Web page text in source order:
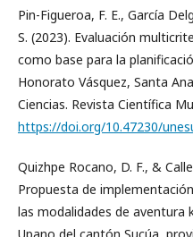
Pin-Figueroa, F. E., García
S. (2023). Evaluación
como base para la
Honorato Vásquez, Santa
Ciencias. Revista Científica
https://doi.org/10.47230/
Quizhpe Rocano, D. F., &
Propuesta de
las modalidades de aventura